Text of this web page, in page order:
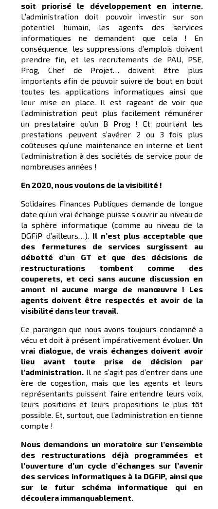
soit priorisé le développement en interne.
L’administration doit pouvoir investir sur son
potentiel humain, les agents des services
informatiques ne demandent que cela ! En
conséquence, les suppressions d’emplois doivent
prendre fin, et les recrutements de PAU, PSE,
Prog, Chef de Projet… doivent être plus
importants afin de pouvoir suivre de bout en bout
toutes les applications informatiques ainsi que
leur mise en place. Il est rageant de voir que
l’administration peut plus facilement rémunérer
un prestataire qu’un B Prog ! Et pourtant les
prestations peuvent s’avérer 2 ou 3 fois plus
coûteuses qu’une maintenance en interne et lient
l’administration à des sociétés de service pour de
nombreuses années !
En 2020, nous voulons de la visibilité !
Solidaires Finances Publiques demande de longue
date qu’un vrai échange puisse s’ouvrir au niveau de
la sphère informatique (comme au niveau de la
DGFiP d’ailleurs…). Il n’est plus acceptable que
des fermetures de services surgissent au
débotté d’un GT et que des décisions de
restructurations tombent comme des
couperets, et ceci sans aucune discussion en
amont ni aucune marge de manœuvre ! Les
agents doivent être respectés et avoir de la
visibilité dans leur travail.
Ce parangon que nous avons toujours condamné a
vécu et doit à présent impérativement évoluer. Un
vrai dialogue, de vrais échanges doivent avoir
lieu avant toute prise de décision par
l’administration. Il ne s’agit pas d’entrer dans une
ère de cogestion, mais que les agents et leurs
représentants puissent faire entendre leurs voix,
leurs positions et leurs propositions le plus tôt
possible. Et, surtout, que l’administration en tienne
compte !
Nous demandons un moratoire sur l’ensemble
des restructurations déjà programmées et
l’ouverture d’un cycle d’échanges sur l’avenir
des services informatiques à la DGFiP, ainsi que
sur le futur schéma informatique qui en
découlera immanquablement.